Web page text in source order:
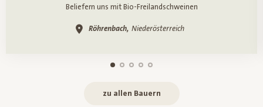
Beliefern uns mit Bio-Freilandschweinen
Röhrenbach, Niederösterreich
zu allen Bauern